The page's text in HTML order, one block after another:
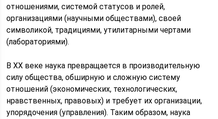
отношениями, системой статусов и ролей,
организациями (научными обществами), своей
символикой, традициями, утилитарными чертами
(лабораториями).
В XX веке наука превращается в производительную
силу общества, обширную и сложную систему
отношений (экономических, технологических,
нравственных, правовых) и требует их организации,
упорядочения (управления). Таким образом, наука